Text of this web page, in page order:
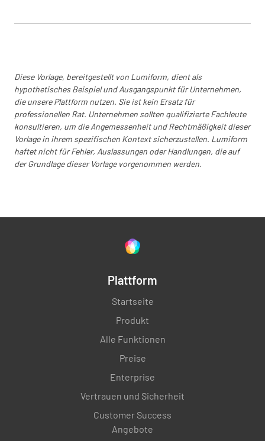
Altersgruppe
KRONE GEREINIGT
KRONE REDUZIERT
BÜNDIGE SCHNITTE
KABEL/VERSPANNT
MEHRERE SCHNITTVERANSTALTUNGEN
Diese Vorlage, bereitgestellt von Lumiform, dient als
hypothetisches Beispiel und Ausgangspunkt für Unternehmen,
die unsere Plattform nutzen. Sie ist kein Ersatz für
professionellen Rat. Unternehmen sollten qualifizierte Fachleute
konsultieren, um die Angemessenheit und Rechtmäßigkeit dieser
Vorlage in ihrem spezifischen Kontext sicherzustellen. Lumiform
haftet nicht für Fehler, Auslassungen oder Handlungen, die auf
der Grundlage dieser Vorlage vorgenommen werden.
Plattform
Startseite
Produkt
Alle Funktionen
Preise
Enterprise
Vertrauen und Sicherheit
Customer Success
Angebote